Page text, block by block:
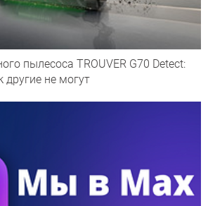
пылесоса TROUVER G70 Detect:
другие не могут